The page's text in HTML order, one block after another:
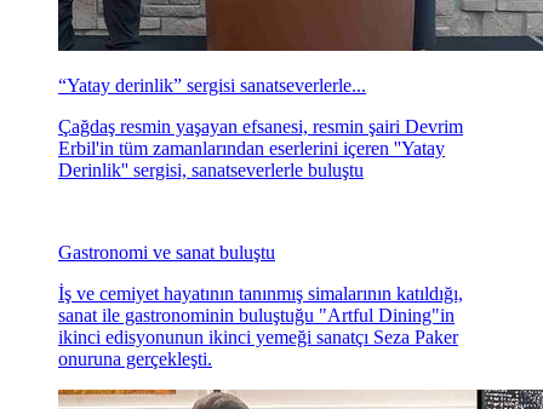
“Yatay derinlik” sergisi sanatseverlerle...
Çağdaş resmin yaşayan efsanesi, resmin şairi Devrim
Erbil'in tüm zamanlarından eserlerini içeren ''Yatay
Derinlik'' sergisi, sanatseverlerle buluştu
Gastronomi ve sanat buluştu
İş ve cemiyet hayatının tanınmış simalarının katıldığı,
sanat ile gastronominin buluştuğu "Artful Dining"in
ikinci edisyonunun ikinci yemeği sanatçı Seza Paker
onuruna gerçekleşti.